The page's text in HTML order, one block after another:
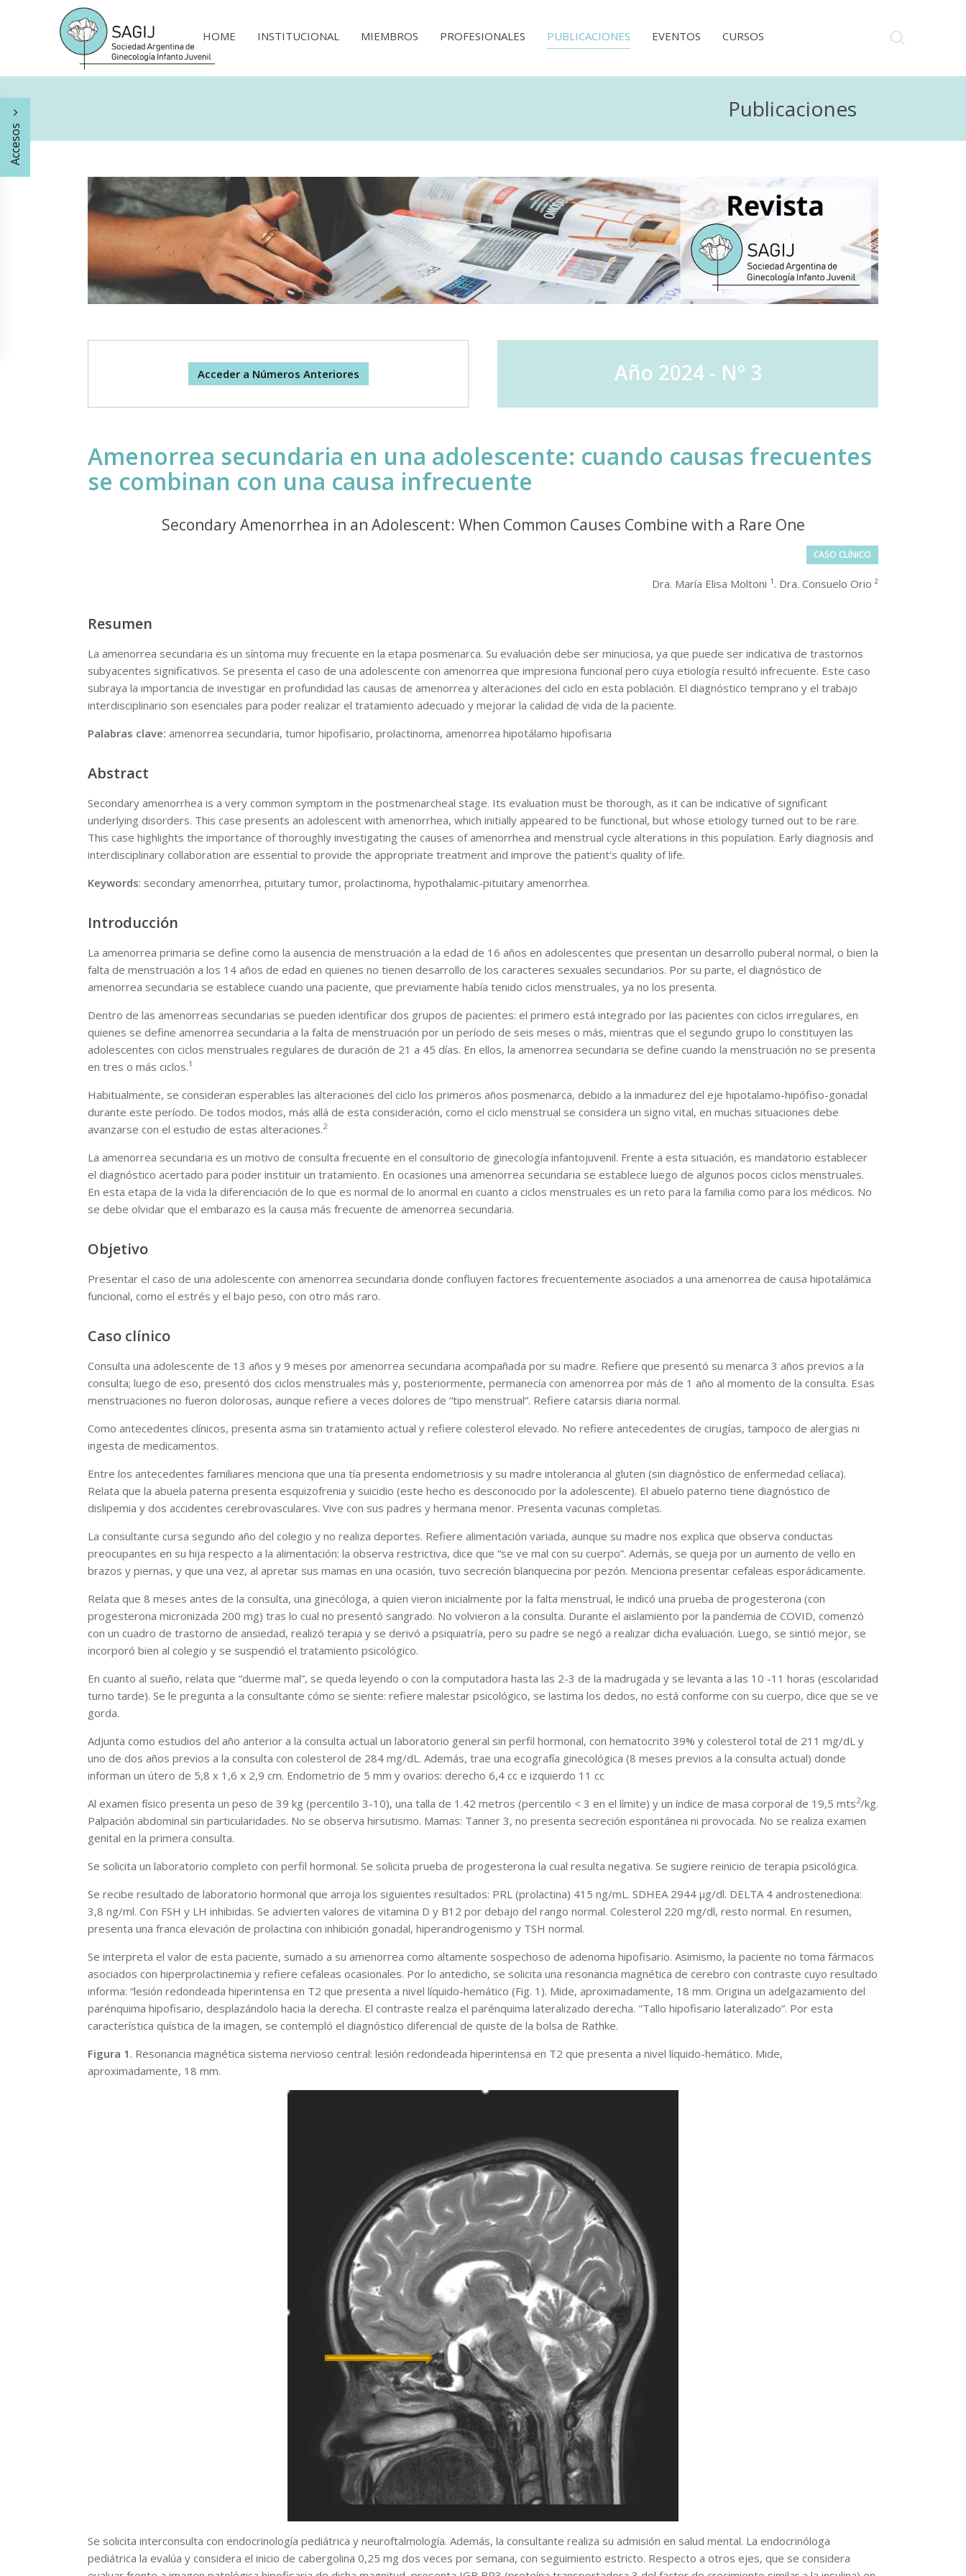
HOME INSTITUCIONAL MIEMBROS PROFESIONALES PUBLICACIONES EVENTOS CURSOS
Accesos
Publicaciones
Acceder a Números Anteriores Año 2024 - Nº 3
Amenorrea secundaria en una adolescente: cuando causas frecuentes
se combinan con una causa infrecuente
Secondary Amenorrhea in an Adolescent: When Common Causes Combine with a Rare One
CASO CLÍNICO
Dra. María Elisa Moltoni ¹. Dra. Consuelo Orio ²
Resumen
La amenorrea secundaria es un síntoma muy frecuente en la etapa posmenarca. Su evaluación debe ser minuciosa, ya que puede ser indicativa de trastornos
subyacentes significativos. Se presenta el caso de una adolescente con amenorrea que impresiona funcional pero cuya etiología resultó infrecuente. Este caso
subraya la importancia de investigar en profundidad las causas de amenorrea y alteraciones del ciclo en esta población. El diagnóstico temprano y el trabajo
interdisciplinario son esenciales para poder realizar el tratamiento adecuado y mejorar la calidad de vida de la paciente.
Palabras clave: amenorrea secundaria, tumor hipofisario, prolactinoma, amenorrea hipotálamo hipofisaria
Abstract
Secondary amenorrhea is a very common symptom in the postmenarcheal stage. Its evaluation must be thorough, as it can be indicative of significant
underlying disorders. This case presents an adolescent with amenorrhea, which initially appeared to be functional, but whose etiology turned out to be rare.
This case highlights the importance of thoroughly investigating the causes of amenorrhea and menstrual cycle alterations in this population. Early diagnosis and
interdisciplinary collaboration are essential to provide the appropriate treatment and improve the patient's quality of life.
Keywords: secondary amenorrhea, pituitary tumor, prolactinoma, hypothalamic-pituitary amenorrhea.
Introducción
La amenorrea primaria se define como la ausencia de menstruación a la edad de 16 años en adolescentes que presentan un desarrollo puberal normal, o bien la
falta de menstruación a los 14 años de edad en quienes no tienen desarrollo de los caracteres sexuales secundarios. Por su parte, el diagnóstico de
amenorrea secundaria se establece cuando una paciente, que previamente había tenido ciclos menstruales, ya no los presenta.
Dentro de las amenorreas secundarias se pueden identificar dos grupos de pacientes: el primero está integrado por las pacientes con ciclos irregulares, en
quienes se define amenorrea secundaria a la falta de menstruación por un período de seis meses o más, mientras que el segundo grupo lo constituyen las
adolescentes con ciclos menstruales regulares de duración de 21 a 45 días. En ellos, la amenorrea secundaria se define cuando la menstruación no se presenta
en tres o más ciclos.1
Habitualmente, se consideran esperables las alteraciones del ciclo los primeros años posmenarca, debido a la inmadurez del eje hipotalamo-hipófiso-gonadal
durante este período. De todos modos, más allá de esta consideración, como el ciclo menstrual se considera un signo vital, en muchas situaciones debe
avanzarse con el estudio de estas alteraciones.2
La amenorrea secundaria es un motivo de consulta frecuente en el consultorio de ginecología infantojuvenil. Frente a esta situación, es mandatorio establecer
el diagnóstico acertado para poder instituir un tratamiento. En ocasiones una amenorrea secundaria se establece luego de algunos pocos ciclos menstruales.
En esta etapa de la vida la diferenciación de lo que es normal de lo anormal en cuanto a ciclos menstruales es un reto para la familia como para los médicos. No
se debe olvidar que el embarazo es la causa más frecuente de amenorrea secundaria.
Objetivo
Presentar el caso de una adolescente con amenorrea secundaria donde confluyen factores frecuentemente asociados a una amenorrea de causa hipotalámica
funcional, como el estrés y el bajo peso, con otro más raro.
Caso clínico
Consulta una adolescente de 13 años y 9 meses por amenorrea secundaria acompañada por su madre. Refiere que presentó su menarca 3 años previos a la
consulta; luego de eso, presentó dos ciclos menstruales más y, posteriormente, permanecía con amenorrea por más de 1 año al momento de la consulta. Esas
menstruaciones no fueron dolorosas, aunque refiere a veces dolores de “tipo menstrual”. Refiere catarsis diaria normal.
Como antecedentes clínicos, presenta asma sin tratamiento actual y refiere colesterol elevado. No refiere antecedentes de cirugías, tampoco de alergias ni
ingesta de medicamentos.
Entre los antecedentes familiares menciona que una tía presenta endometriosis y su madre intolerancia al gluten (sin diagnóstico de enfermedad celíaca).
Relata que la abuela paterna presenta esquizofrenia y suicidio (este hecho es desconocido por la adolescente). El abuelo paterno tiene diagnóstico de
dislipemia y dos accidentes cerebrovasculares. Vive con sus padres y hermana menor. Presenta vacunas completas.
La consultante cursa segundo año del colegio y no realiza deportes. Refiere alimentación variada, aunque su madre nos explica que observa conductas
preocupantes en su hija respecto a la alimentación: la observa restrictiva, dice que “se ve mal con su cuerpo”. Además, se queja por un aumento de vello en
brazos y piernas, y que una vez, al apretar sus mamas en una ocasión, tuvo secreción blanquecina por pezón. Menciona presentar cefaleas esporádicamente.
Relata que 8 meses antes de la consulta, una ginecóloga, a quien vieron inicialmente por la falta menstrual, le indicó una prueba de progesterona (con
progesterona micronizada 200 mg) tras lo cual no presentó sangrado. No volvieron a la consulta. Durante el aislamiento por la pandemia de COVID, comenzó
con un cuadro de trastorno de ansiedad, realizó terapia y se derivó a psiquiatría, pero su padre se negó a realizar dicha evaluación. Luego, se sintió mejor, se
incorporó bien al colegio y se suspendió el tratamiento psicológico.
En cuanto al sueño, relata que “duerme mal”, se queda leyendo o con la computadora hasta las 2-3 de la madrugada y se levanta a las 10 -11 horas (escolaridad
turno tarde). Se le pregunta a la consultante cómo se siente: refiere malestar psicológico, se lastima los dedos, no está conforme con su cuerpo, dice que se ve
gorda.
Adjunta como estudios del año anterior a la consulta actual un laboratorio general sin perfil hormonal, con hematocrito 39% y colesterol total de 211 mg/dL y
uno de dos años previos a la consulta con colesterol de 284 mg/dL. Además, trae una ecografía ginecológica (8 meses previos a la consulta actual) donde
informan un útero de 5,8 x 1,6 x 2,9 cm. Endometrio de 5 mm y ovarios: derecho 6,4 cc e izquierdo 11 cc
Al examen físico presenta un peso de 39 kg (percentilo 3-10), una talla de 1.42 metros (percentilo < 3 en el límite) y un índice de masa corporal de 19,5 mts2/kg.
Palpación abdominal sin particularidades. No se observa hirsutismo. Mamas: Tanner 3, no presenta secreción espontánea ni provocada. No se realiza examen
genital en la primera consulta.
Se solicita un laboratorio completo con perfil hormonal. Se solicita prueba de progesterona la cual resulta negativa. Se sugiere reinicio de terapia psicológica.
Se recibe resultado de laboratorio hormonal que arroja los siguientes resultados: PRL (prolactina) 415 ng/mL. SDHEA 2944 µg/dl. DELTA 4 androstenediona:
3,8 ng/ml. Con FSH y LH inhibidas. Se advierten valores de vitamina D y B12 por debajo del rango normal. Colesterol 220 mg/dl, resto normal. En resumen,
presenta una franca elevación de prolactina con inhibición gonadal, hiperandrogenismo y TSH normal.
Se interpreta el valor de esta paciente, sumado a su amenorrea como altamente sospechoso de adenoma hipofisario. Asimismo, la paciente no toma fármacos
asociados con hiperprolactinemia y refiere cefaleas ocasionales. Por lo antedicho, se solicita una resonancia magnética de cerebro con contraste cuyo resultado
informa: “lesión redondeada hiperintensa en T2 que presenta a nivel líquido-hemático (Fig. 1). Mide, aproximadamente, 18 mm. Origina un adelgazamiento del
parénquima hipofisario, desplazándolo hacia la derecha. El contraste realza el parénquima lateralizado derecha. "Tallo hipofisario lateralizado”. Por esta
característica quística de la imagen, se contempló el diagnóstico diferencial de quiste de la bolsa de Rathke.
Figura 1 . Resonancia magnética sistema nervioso central: lesión redondeada hiperintensa en T2 que presenta a nivel líquido-hemático. Mide,
aproximadamente, 18 mm.
Se solicita interconsulta con endocrinología pediátrica y neuroftalmología. Además, la consultante realiza su admisión en salud mental. La endocrinóloga
pediátrica la evalúa y considera el inicio de cabergolina 0,25 mg dos veces por semana, con seguimiento estricto. Respecto a otros ejes, que se considera